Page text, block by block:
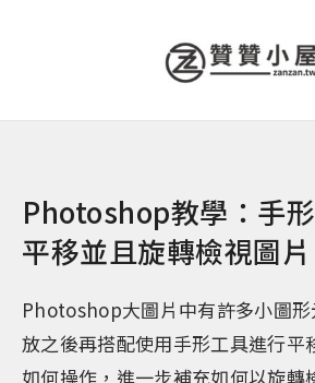
Photoshop教學：手
平移並且旋轉檢視圖片
Photoshop大圖片中有許多小圖
放之後再搭配使用手形工具進行平
如何操作，進一步補充如何以旋轉